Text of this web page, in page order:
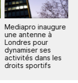
Mediapro inaugure
une antenne à
Londres pour
dynamiser ses
activités dans les
droits sportifs